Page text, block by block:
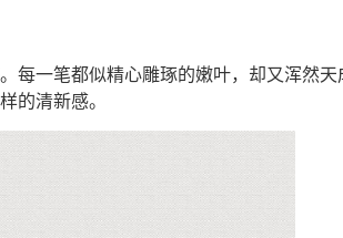
每一笔都似精心雕琢的嫩叶，却又浑然
的清新感。